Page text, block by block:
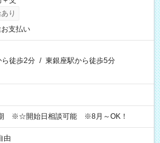
り
支払い
ら徒歩2分 / 東銀座駅から徒歩5分
期 ※☆開始日相談可能 ※8月～OK！
由